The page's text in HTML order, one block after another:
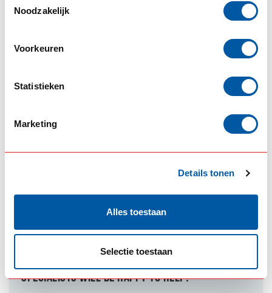
Noodzakelijk
Voorkeuren
Statistieken
Marketing
Details tonen
Alles toestaan
Selectie toestaan
Out of stock
1% hoodie (15)
hoodie(6)
Image Workwear(2) Trucker hoodie(1)
Workwear(2)
SPECIFICATIONS
SPECIALISTS WILL BE HAPPY TO HELP!